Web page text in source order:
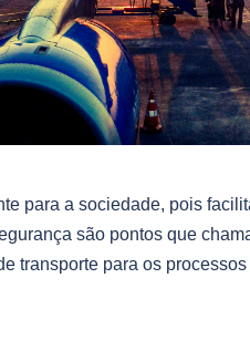
para a sociedade, pois
são pontos que
transporte para os